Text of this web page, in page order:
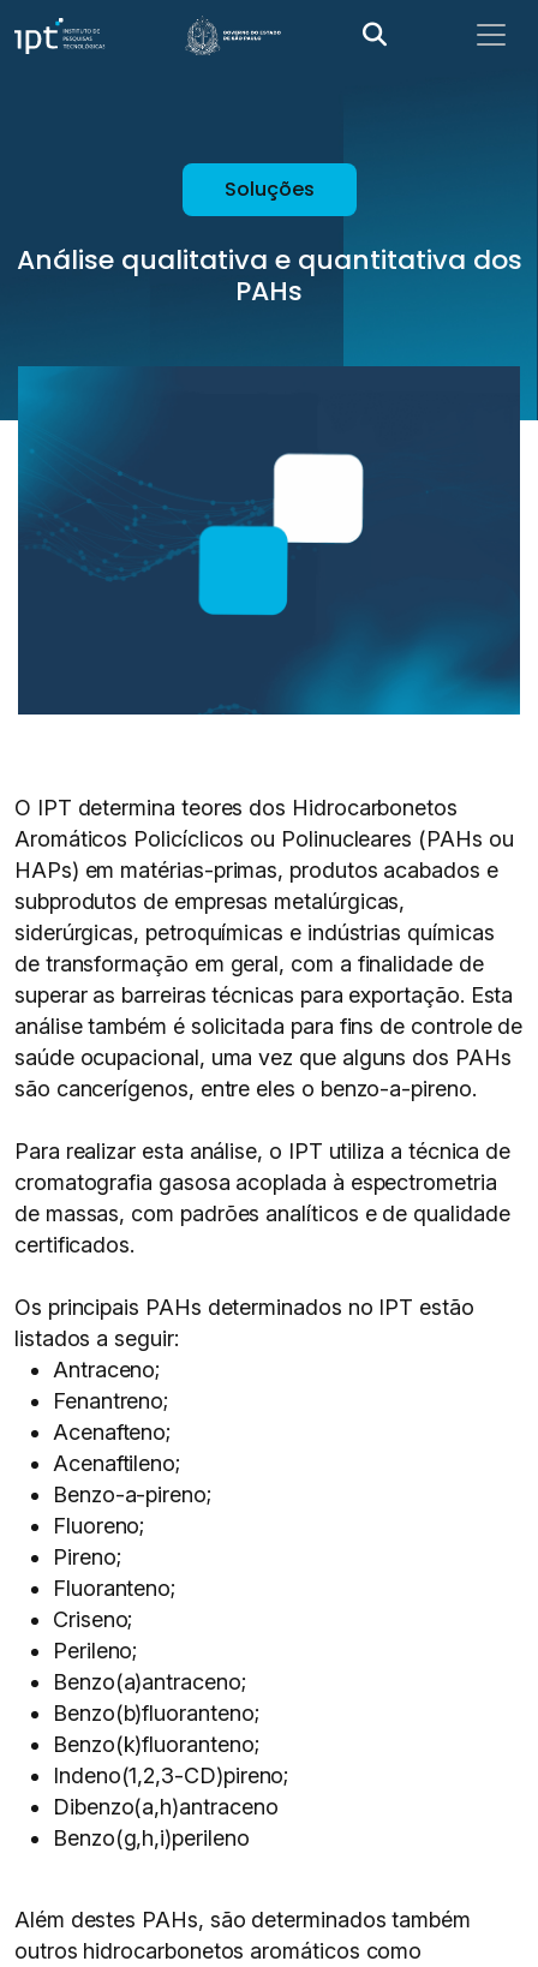
Soluções
Análise qualitativa e quantitativa dos
PAHs
O IPT determina teores dos Hidrocarbonetos
Aromáticos Policíclicos ou Polinucleares (PAHs ou
HAPs) em matérias-primas, produtos acabados e
subprodutos de empresas metalúrgicas,
siderúrgicas, petroquímicas e indústrias químicas
de transformação em geral, com a finalidade de
superar as barreiras técnicas para exportação. Esta
análise também é solicitada para fins de controle de
saúde ocupacional, uma vez que alguns dos PAHs
são cancerígenos, entre eles o benzo-a-pireno.
Para realizar esta análise, o IPT utiliza a técnica de
cromatografia gasosa acoplada à espectrometria
de massas, com padrões analíticos e de qualidade
certificados.
Os principais PAHs determinados no IPT estão
listados a seguir:
Antraceno;
Fenantreno;
Acenafteno;
Acenaftileno;
Benzo-a-pireno;
Fluoreno;
Pireno;
Fluoranteno;
Criseno;
Perileno;
Benzo(a)antraceno;
Benzo(b)fluoranteno;
Benzo(k)fluoranteno;
Indeno(1,2,3-CD)pireno;
Dibenzo(a,h)antraceno
Benzo(g,h,i)perileno
Além destes PAHs, são determinados também
outros hidrocarbonetos aromáticos como